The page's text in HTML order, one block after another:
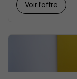
Voir l’offre